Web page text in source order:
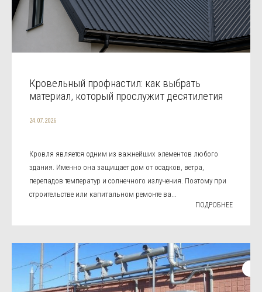
Кровельный профнастил: как выбрать
материал, который прослужит десятилетия
24.07.2026
Кровля является одним из важнейших элементов любого
здания. Именно она защищает дом от осадков, ветра,
перепадов температур и солнечного излучения. Поэтому при
строительстве или капитальном ремонте ва...
ПОДРОБНЕЕ